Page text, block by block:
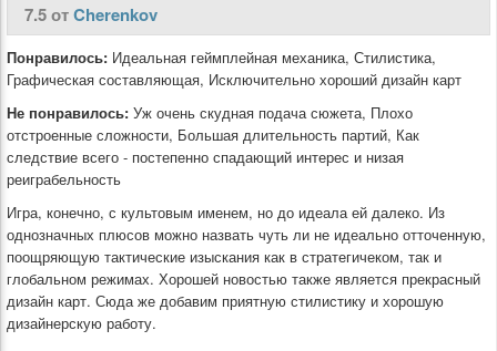
7.5 отCherenkov
Понравилось: Идеальная геймплейная механика, Стилистика,
Графическая составляющая, Исключительно хороший дизайн карт
Не понравилось: Уж очень скудная подача сюжета, Плохо
отстроенные сложности, Большая длительность партий, Как
следствие всего - постепенно спадающий интерес и низая
реиграбельность
Игра, конечно, с культовым именем, но до идеала ей далеко. Из
однозначных плюсов можно назвать чуть ли не идеально отточенную,
поощряющую тактические изыскания как в стратегичеком, так и
глобальном режимах. Хорошей новостью также является прекрасный
дизайн карт. Сюда же добавим приятную стилистику и хорошую
дизайнерскую работу.